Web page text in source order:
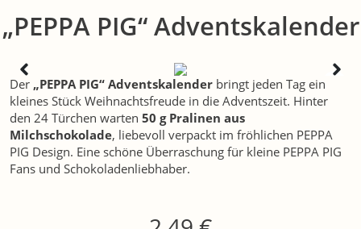
„PEPPA PIG“ Adventskalender
Der „PEPPA PIG“ Adventskalender bringt jeden Tag ein
kleines Stück Weihnachtsfreude in die Adventszeit. Hinter
den 24 Türchen warten 50 g Pralinen aus
Milchschokolade, liebevoll verpackt im fröhlichen PEPPA
PIG Design. Eine schöne Überraschung für kleine PEPPA PIG
Fans und Schokoladenliebhaber.